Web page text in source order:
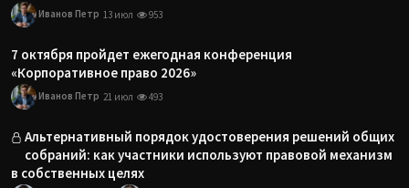
Иванов Петр 13 июл 953
7 октября пройдет ежегодная конференция
«Корпоративное право 2026»
Иванов Петр 21 июл 493
Альтернативный порядок удостоверения решений общих
собраний: как участники используют правовой механизм
в собственных целях